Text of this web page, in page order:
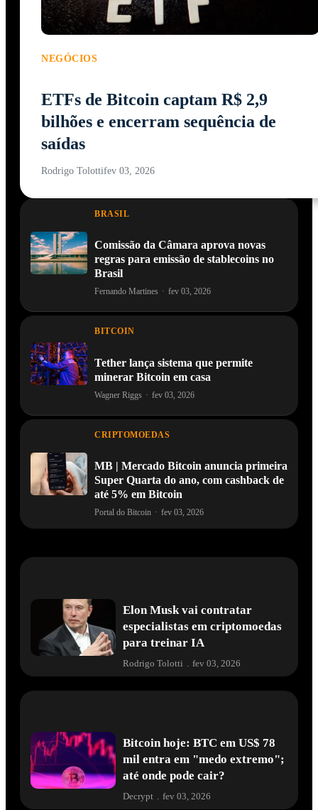
NEGÓCIOS
ETFs de Bitcoin captam R$ 2,9
bilhões e encerram sequência de
saídas
Rodrigo Tolottifev 03, 2026
BRASIL
Comissão da Câmara aprova novas
regras para emissão de stablecoins no
Brasil
Fernando Martines · fev 03, 2026
BITCOIN
Tether lança sistema que permite
minerar Bitcoin em casa
Wagner Riggs · fev 03, 2026
CRIPTOMOEDAS
MB | Mercado Bitcoin anuncia primeira
Super Quarta do ano, com cashback de
até 5% em Bitcoin
Portal do Bitcoin · fev 03, 2026
Elon Musk vai contratar
especialistas em criptomoedas
para treinar IA
Rodrigo Tolotti fev 03, 2026
Bitcoin hoje: BTC em US$ 78
mil entra em "medo extremo";
até onde pode cair?
Decrypt . fev 03, 2026